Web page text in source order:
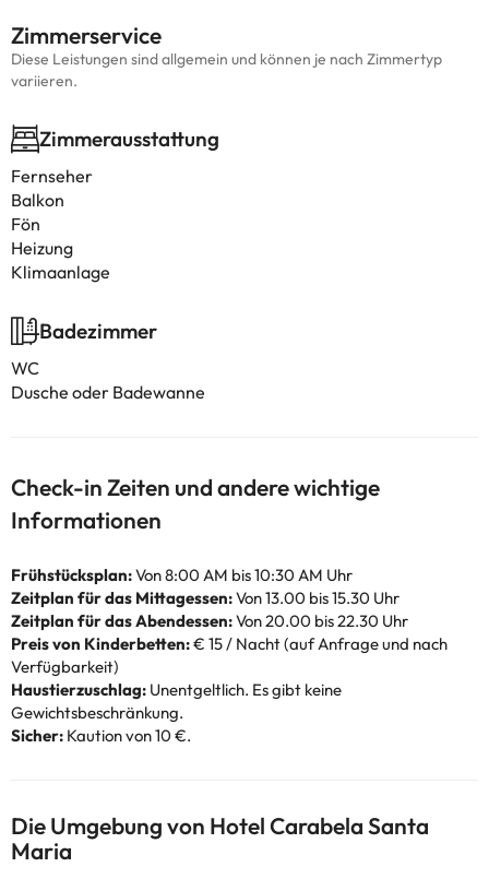
Zimmerservice
Diese Leistungen sind allgemein und können je nach Zimmertyp
variieren.
Zimmerausstattung
Fernseher
Balkon
Fön
Heizung
Klimaanlage
Badezimmer
WC
Dusche oder Badewanne
Check-in Zeiten und andere wichtige
Informationen
Frühstücksplan:Von 8:00 AM bis 10:30 AM Uhr
Zeitplan für das Mittagessen:Von 13.00 bis 15.30 Uhr
Zeitplan für das Abendessen:Von 20.00 bis 22.30 Uhr
Preis von Kinderbetten:€ 15 / Nacht (auf Anfrage und nach
Verfügbarkeit)
Haustierzuschlag: Unentgeltlich. Es gibt keine
Gewichtsbeschränkung.
Sicher: Kaution von 10 €.
Die Umgebung von Hotel Carabela Santa
Maria